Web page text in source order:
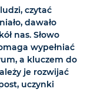
czytać
dawało
nas. Słowo
wypełniać
a kluczem do
je rozwijać
uczynki